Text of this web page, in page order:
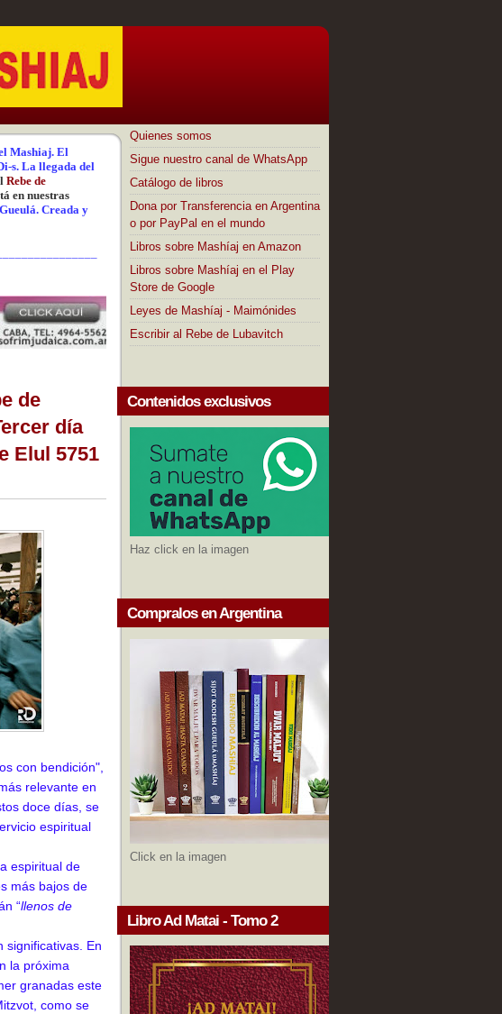
Mashiaj.El
s.La llegada del
Rebe de
en nuestras
Creada y
de
día
Elul 5751
con bendición",
relevante en
doce días, se
espiritual
espiritual de
más bajos de
“llenos de
significativas. En
la próxima
granadas este
como se
Quienes somos
Sigue nuestro canal de WhatsApp
Catálogo de libros
Dona por Transferencia en Argentina
o por PayPal en el mundo
Libros sobre Mashíaj en Amazon
Libros sobre Mashíaj en el Play
Store de Google
Leyes de Mashíaj - Maimónides
Escribir al Rebe de Lubavitch
Contenidos exclusivos
Haz click en la imagen
Compralos en Argentina
Click en la imagen
Libro Ad Matai - Tomo 2